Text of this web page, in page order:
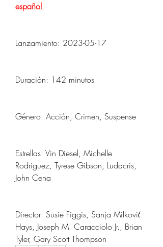
español
Lanzamiento: 2023-05-17
Duración: 142 minutos
Género: Acción, Crimen, Suspense
Estrellas: Vin Diesel, Michelle
Rodriguez, Tyrese Gibson, Ludacris,
John Cena
Director: Susie Figgis, Sanja Milković
Hays, Joseph M. Caracciolo Jr., Brian
Tyler, Gary Scott Thompson